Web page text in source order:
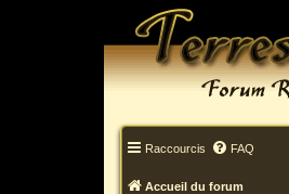
Raccourcis FAQ
Accueil du forum